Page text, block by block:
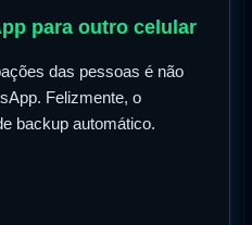
para outro celular
das pessoas é não
Felizmente, o
backup automático.